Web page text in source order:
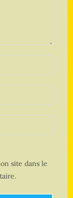
site dans le